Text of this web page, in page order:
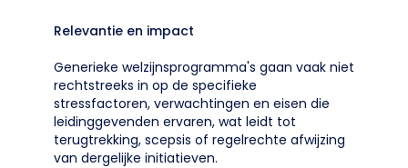
Relevantie en impact
Generieke welzijnsprogramma's gaan vaak niet
rechtstreeks in op de specifieke
stressfactoren, verwachtingen en eisen die
leidinggevenden ervaren, wat leidt tot
terugtrekking, scepsis of regelrechte afwijzing
van dergelijke initiatieven.